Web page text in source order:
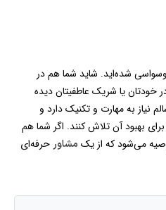
شده‌اید. شاید شما هم در
خودتان یا شریک عاطفیتان دیده
نیاز به مهارت و تکنیک دارد و
بهبود آن تلاش کنند. اگر شما هم
می‌شود که از یک مشاور حرفه‌ای